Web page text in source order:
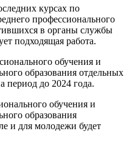
курсах по
профессионального
в органы службы
подходящая работа.
обучения и
образования отдельных
период до 2024 года.
обучения и
образования
и для молодежи будет